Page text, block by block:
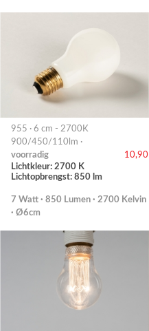
955 · 6 cm - 2700K
900/450/110lm ·
voorradig
10,90
Lichtkleur: 2700 K
Lichtopbrengst: 850 lm
7 Watt · 850 Lumen · 2700 Kelvin
· Ø6cm